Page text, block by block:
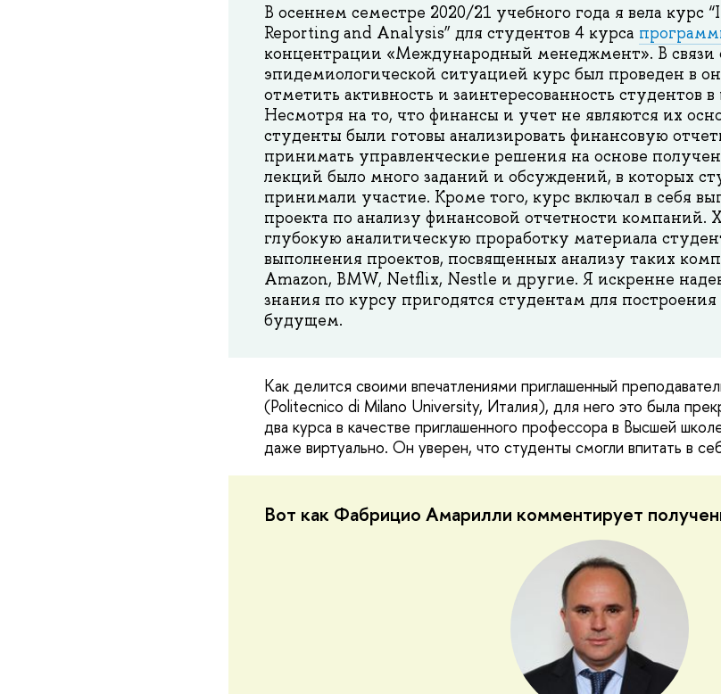
В осеннем семестре 2020/21 учебного года я вела курс
Reporting and Analysis” для студентов 4 курса
концентрации «Международный менеджмент». В связи
эпидемиологической ситуацией курс был проведен в
отметить активность и заинтересованность студентов
Несмотря на то, что финансы и учет не являются их
студенты были готовы анализировать финансовую
принимать управленческие решения на основе
лекций было много заданий и обсуждений, в которых
принимали участие. Кроме того, курс включал в себя
проекта по анализу финансовой отчетности компаний.
глубокую аналитическую проработку материала
выполнения проектов, посвященных анализу таких
Amazon, BMW, Netflix, Nestle и другие. Я искренне
знания по курсу пригодятся студентам для
будущем.
Как делится своими впечатлениями приглашенный
(Politecnico di Milano University, Италия), для него это была
два курса в качестве приглашенного профессора в Высшей
даже виртуально. Он уверен, что студенты смогли впитать в
Вот как Фабрицио Амарилли комментирует